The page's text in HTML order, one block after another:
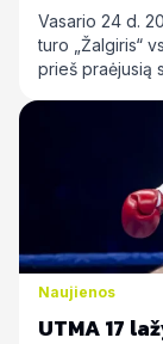
Vasario 24 d.
turo „Žalgiris“
prieš praėjusią
Naujienos
UTMA 17